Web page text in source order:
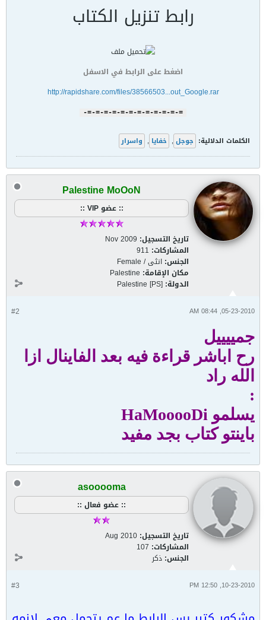
رابط تنزيل الكتاب
اضغط على الرابط في الاسفل
http://rapidshare.com/files/38566503...out_Google.rar
=-=-=-=-=-=-=-=-=-=-=-=-
الكلمات الدلالية: جوجل , خفايا , واسرار
Palestine MoOoN
:: عضو VIP ::
تاريخ التسجيل: Nov 2009
المشاركات: 911
الجنس: انثى / Female
مكان الإقامة: Palestine
الدولة: Palestine [PS]
#2 05-23-2010, 08:44 AM
جمييييل
رح اباشر قراءة فيه بعد الفاينال ازا
الله راد
:
يسلمو HaMooooDi
باينتو كتاب بجد مفيد
asooooma
:: عضو فعال ::
تاريخ التسجيل: Aug 2010
المشاركات: 107
الجنس: ذكر
#3 10-23-2010, 12:50 PM